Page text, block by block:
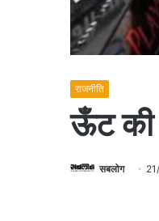
राजनीति
ऊँट की
सबलोग